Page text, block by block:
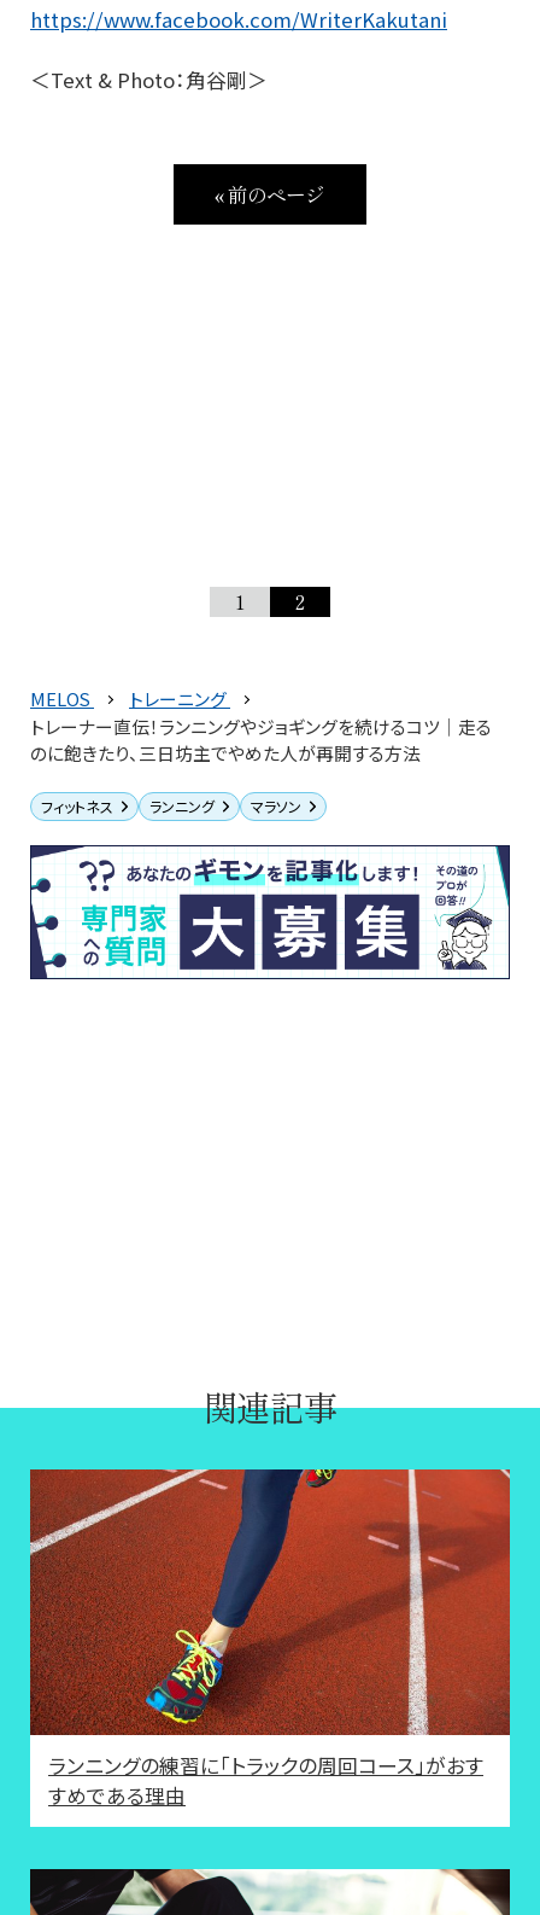
https://www.facebook.com/WriterKakutani
＜Text & Photo：角谷剛＞
« 前のページ
1 2
MELOS
トレーニング
トレーナー直伝！ランニングやジョギングを続けるコツ│走る
のに飽きたり、三日坊主でやめた人が再開する方法
フィットネス ランニング マラソン
関連記事
ランニングの練習に「トラックの周回コース」がおす
すめである理由